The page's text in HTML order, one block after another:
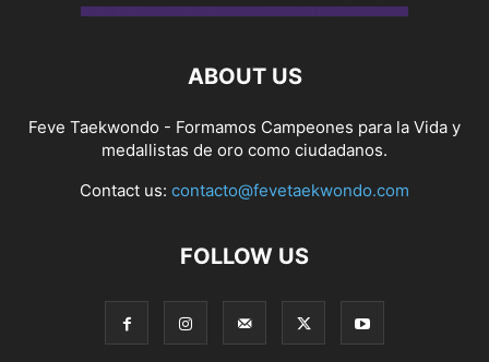
ABOUT US
Feve Taekwondo - Formamos Campeones para la Vida y
medallistas de oro como ciudadanos.
Contact us: contacto@fevetaekwondo.com
FOLLOW US